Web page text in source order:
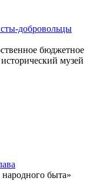
добровольцы
бюджетное
музей
быта»